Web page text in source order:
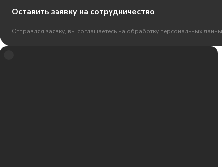
Оставить заявку на сотрудничество
Отправляя заявку, вы соглашаетесь на обработку персональных